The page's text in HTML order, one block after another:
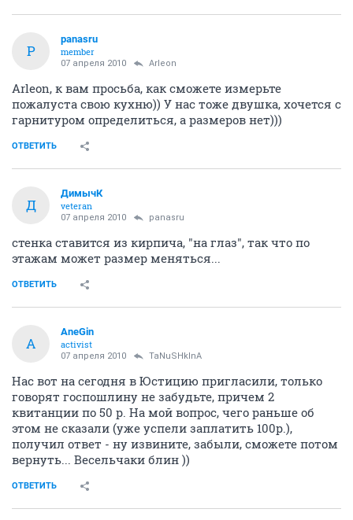
P
panasru
member
07 апреля 2010 Arleon
Arleon, к вам просьба, как сможете измерьте
пожалуста свою кухню)) У нас тоже двушка, хочется с
гарнитуром определиться, а размеров нет)))
ОТВЕТИТЬ
Д
ДимычК
veteran
07 апреля 2010 panasru
стенка ставится из кирпича, "на глаз", так что по
этажам может размер меняться...
ОТВЕТИТЬ
A
AneGin
activist
07 апреля 2010 TaNuSHkInA
Нас вот на сегодня в Юстицию пригласили, только
говорят госпошлину не забудьте, причем 2
квитанции по 50 р. На мой вопрос, чего раньше об
этом не сказали (уже успели заплатить 100р.),
получил ответ - ну извините, забыли, сможете потом
вернуть... Весельчаки блин ))
ОТВЕТИТЬ